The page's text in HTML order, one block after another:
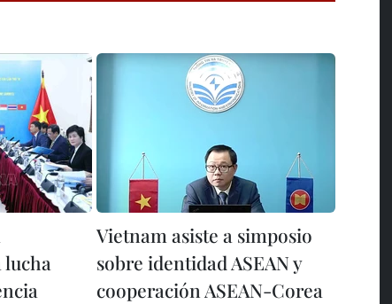
lucha
Vietnam asiste a simposio
sobre identidad ASEAN y
cooperación ASEAN-Corea